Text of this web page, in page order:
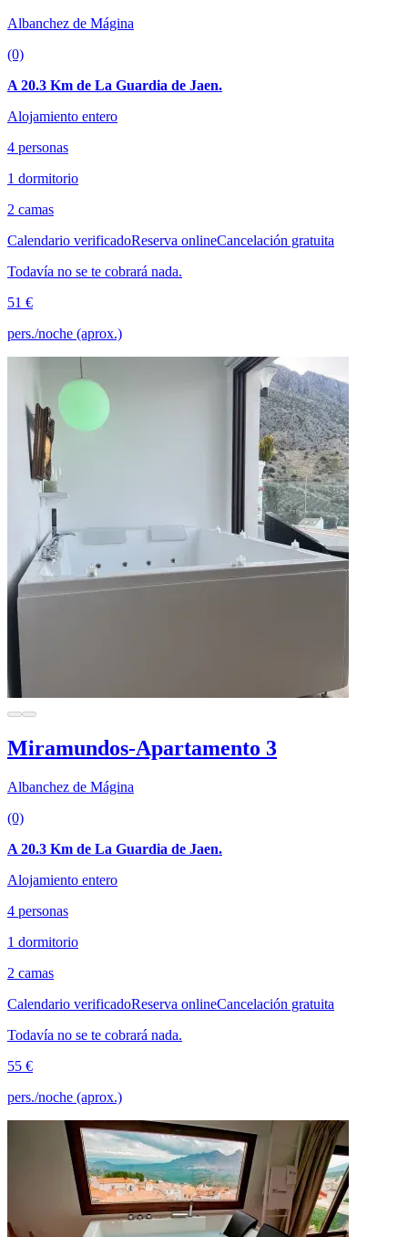
Albanchez de Mágina
(0)
A 20.3 Km de La Guardia de Jaen.
Alojamiento entero
4 personas
1 dormitorio
2 camas
Calendario verificadoReserva onlineCancelación gratuita
Todavía no se te cobrará nada.
51 €
pers./noche (aprox.)
Miramundos-Apartamento 3
Albanchez de Mágina
(0)
A 20.3 Km de La Guardia de Jaen.
Alojamiento entero
4 personas
1 dormitorio
2 camas
Calendario verificadoReserva onlineCancelación gratuita
Todavía no se te cobrará nada.
55 €
pers./noche (aprox.)